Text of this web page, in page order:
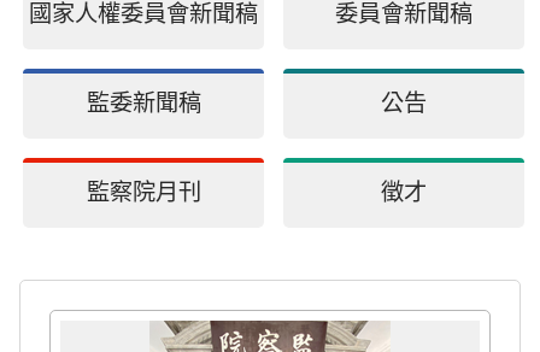
國家人權委員會新聞稿 委員會新聞稿
監委新聞稿 公告
監察院月刊 徵才